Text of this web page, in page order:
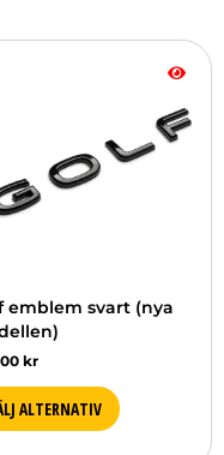
emblem svart (nya
kr
ALTERNATIV